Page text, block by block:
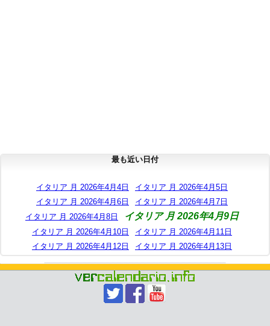
最も近い日付
イタリア 月 2026年4月4日
イタリア 月 2026年4月5日
イタリア 月 2026年4月6日
イタリア 月 2026年4月7日
イタリア 月 2026年4月8日
イタリア 月 2026年4月9日
イタリア 月 2026年4月10日
イタリア 月 2026年4月11日
イタリア 月 2026年4月12日
イタリア 月 2026年4月13日